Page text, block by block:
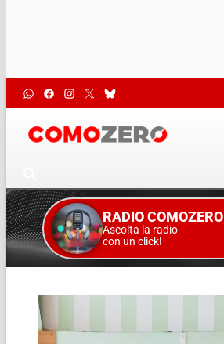
RADIO COMOZERO
Ascolta la radio
con un click!